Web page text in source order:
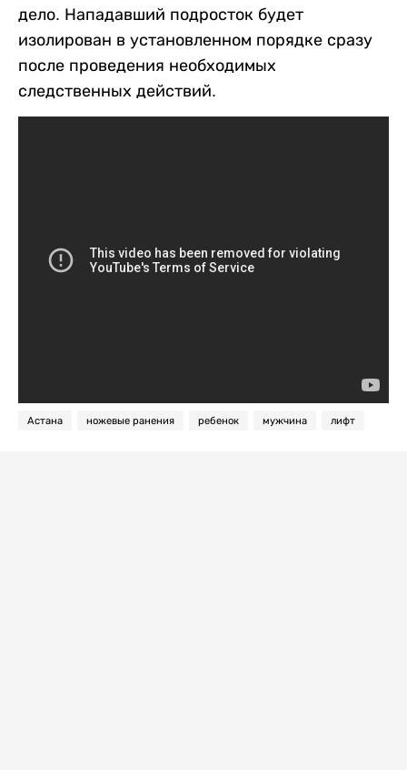
дело. Нападавший подросток будет
изолирован в установленном порядке сразу
после проведения необходимых
следственных действий.
Астана ножевые ранения ребенок мужчина лифт